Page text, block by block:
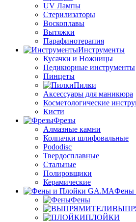
UV Лампы
Стерилизаторы
Воскоплавы
Вытяжки
Парафинотерапия
Инструменты
Кусачки и Ножницы
Педикюрные инструменты
Пинцеты
Пилки
Аксессуары для маникюра
Косметологические
Кисти
Фрезы
Алмазные камни
Колпачки шлифовальные
Pododisc
Твердосплавные
Стальные
Полировщики
Керамические
Фены
Фены
ПЛОЙКИ